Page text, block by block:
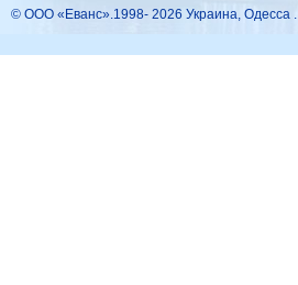
© ООО «Еванс».1998- 2026 Украина, Одесса .